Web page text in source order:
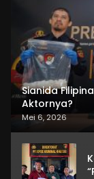
Sianida
Aktornya?
Mei 6, 2026